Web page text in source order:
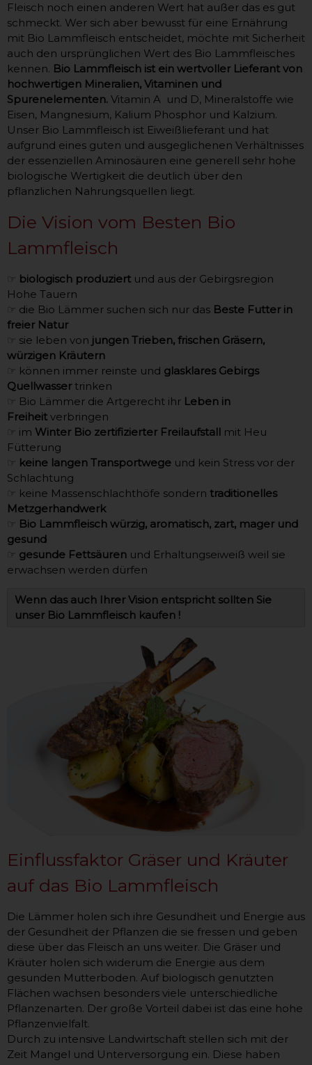
Fleisch noch einen anderen Wert hat außer das es gut
schmeckt. Wer sich aber bewusst für eine Ernährung
mit Bio Lammfleisch entscheidet, möchte mit Sicherheit
auch den ursprünglichen Wert des Bio Lammfleisches
kennen. Bio Lammfleisch ist ein wertvoller Lieferant von
hochwertigen Mineralien, Vitaminen und
Spurenelementen. Vitamin A und D, Mineralstoffe wie
Eisen, Mangnesium, Kalium Phosphor und Kalzium.
Unser Bio Lammfleisch ist Eiweißlieferant und hat
aufgrund eines guten und ausgeglichenen Verhältnisses
der essenziellen Aminosäuren eine generell sehr hohe
biologische Wertigkeit die deutlich über den
pflanzlichen Nahrungsquellen liegt.
Die Vision vom Besten Bio
Lammfleisch
☞ biologisch produziert und aus der Gebirgsregion
Hohe Tauern
☞ die Bio Lämmer suchen sich nur das Beste Futter in
freier Natur
☞ sie leben von jungen Trieben, frischen Gräsern,
würzigen Kräutern
☞ können immer reinste und glasklares Gebirgs
Quellwassertrinken
☞ Bio Lämmer die Artgerecht ihr Leben in
Freiheit verbringen
☞ im Winter Bio zertifizierter Freilaufstall
mit Heu
Fütterung
☞ keine langen Transportwege und kein Stress vor der
Schlachtung
☞ keine Massenschlachthöfe sondern traditionelles
Metzgerhandwerk
☞
Bio Lammfleisch würzig, aromatisch, zart, mager und
gesund
☞ gesunde Fettsäuren und Erhaltungseiweiß weil sie
erwachsen werden dürfen
Wenn das auch Ihrer Vision entspricht sollten Sie
unser Bio Lammfleisch kaufen !
Einflussfaktor Gräser und Kräuter
auf das Bio Lammfleisch
Die Lämmer holen sich ihre Gesundheit und Energie aus
der Gesundheit der Pflanzen die sie fressen und geben
diese über das Fleisch an uns weiter. Die Gräser und
Kräuter holen sich widerum die Energie aus dem
gesunden Mutterboden. Auf biologisch genutzten
Flächen wachsen besonders viele unterschiedliche
Pflanzenarten. Der große Vorteil dabei ist das eine hohe
Pflanzenvielfalt.
Durch zu intensive Landwirtschaft stellen sich mit der
Zeit Mangel und Unterversorgung ein. Diese haben